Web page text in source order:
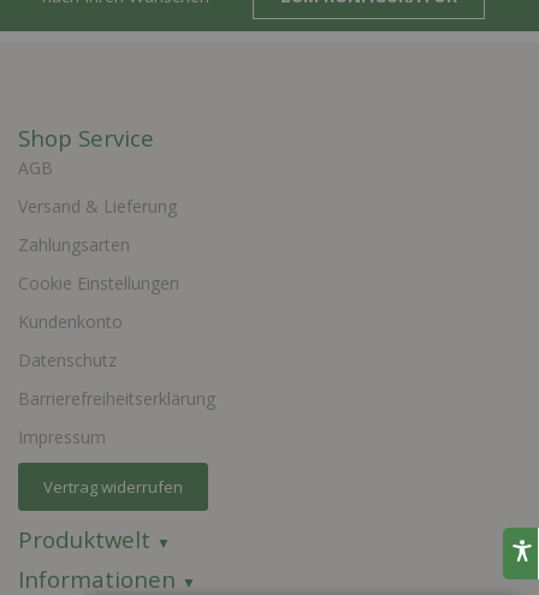
Shop Service
AGB
Versand & Lieferung
Zahlungsarten
Cookie Einstellungen
Kundenkonto
Datenschutz
Barrierefreiheitserklärung
Impressum
Vertrag widerrufen
Produktwelt
Informationen